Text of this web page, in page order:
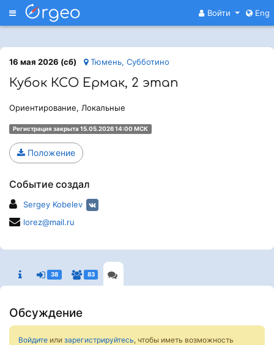
Меню Войти Eng
16 мая 2026 (сб) Тюмень, Субботино
Кубок КСО Ермак, 2 этап
Ориентирование, Локальные
Регистрация закрыта 15.05.2026 14:00 МСК
Положение
Событие создал
Sergey Kobelev
lorez@mail.ru
38 83
Обсуждение
Войдите или зарегистрируйтесь, чтобы иметь возможность